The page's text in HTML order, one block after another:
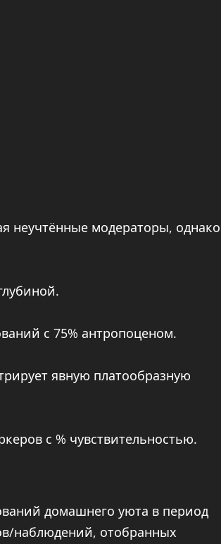
неучтённые модераторы, однако
с 75% антропоценом.
явную платообразную
с % чувствительностью.
домашнего уюта в период
наблюдений, отобранных